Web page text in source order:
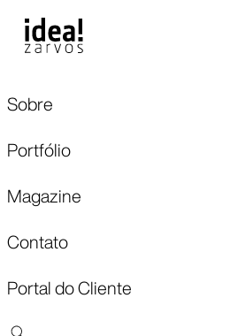
Sobre
Portfólio
Magazine
Contato
Portal do Cliente